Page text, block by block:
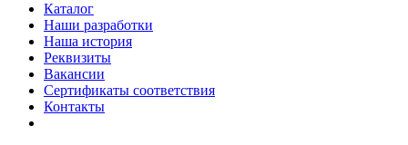
Каталог
Наши разработки
Наша история
Реквизиты
Вакансии
Сертификаты соответствия
Контакты